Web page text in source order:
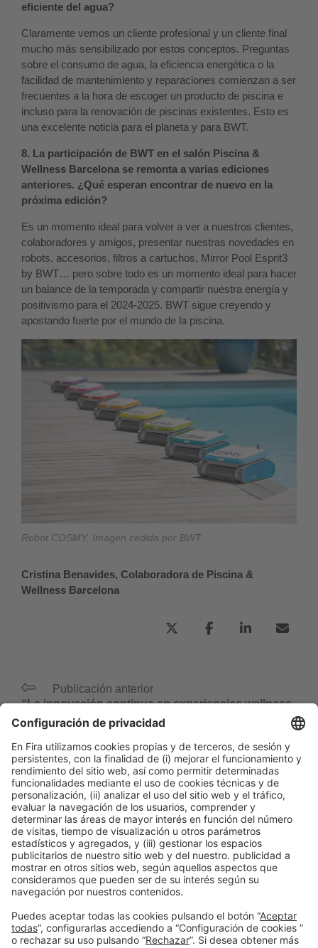
eficiente del agua?
Claramente vemos un cliente profesional y un cliente final
mucho más sensibilizado por estos conceptos. Preguntas
sobre el consumo de agua, la eficiencia energética o la
facilidad de mantenimiento y reparaciones comienzan a ser
frecuentes a la hora de escoger un producto de piscina e
incluso para la renovación de piscinas existentes. Esto es
una excelente noticia para el planeta y para BWT.
8. La participación de BWT en el salón Piscina &
Wellness Barcelona se remonta a varias ediciones
anteriores. ¿Qué esperan encontrar de nuevo en la
próxima edición?
Es un momento ideal para volver a ver a nuestros clientes,
colaboradores y amigos, presentar nuestras novedades en
robots, accesorios, filtros a cartuchos, Mirror Pool Esprit3
by BWT… pero sobre todo es un momento ideal para hacer
un balance de la temporada y compartir nuestra energía y
positivismo para el 2024-2025. BWT sigue creyendo y
apostando fuerte por el mundo de la piscina.
Robot COSMY. Imagen cedida por BWT
Cristina Benavides, Colaboradora de Piscina &
Wellness Barcelona
Publicación anterior
“La innovación continua en experiencias wellness
es un desafío constante para el sector hotelero”
Siguiente
“La búsqueda de experiencias wellness en los
viajes de trabajo ha aumentado significativamente”
Información generalAviso legalPolítica de privacidad
Política de cookies